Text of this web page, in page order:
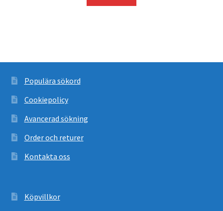
var:
är:
Populära sökord
Cookiepolicy
Avancerad sökning
Order och returer
Kontakta oss
Köpvillkor